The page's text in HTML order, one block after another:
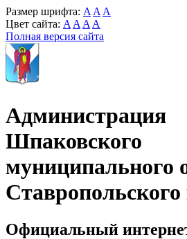
Размер шрифта: A A A
Цвет сайта: A A A A
Полная версия сайта
Администрация
Шпаковского
муниципального
Официальный